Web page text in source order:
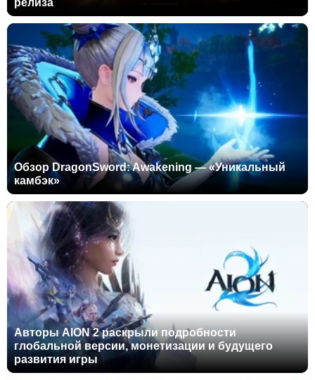
Обзор DragonSword: Awakening — «Уникальный
камбэк»
Авторы AION 2 раскрыли подробности
глобальной версии, монетизации и будущего
развития игры